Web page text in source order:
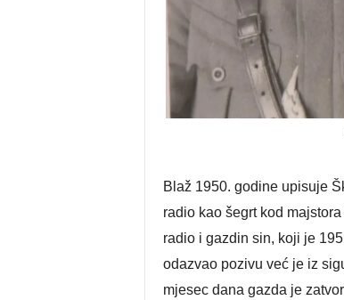
Blaž 1950. godine upisuje
radio kao šegrt kod
radio i gazdin sin, koji je
odazvao pozivu već je iz
mjesec dana gazda je